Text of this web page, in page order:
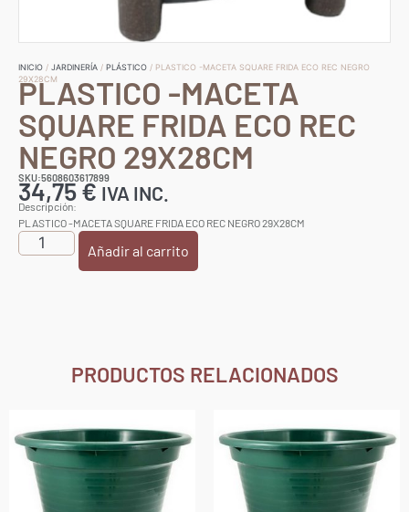
INICIO / JARDINERÍA / PLÁSTICO / PLASTICO -MACETA SQUARE FRIDA ECO REC NEGRO
29X28CM
PLASTICO -MACETA
SQUARE FRIDA ECO REC
NEGRO 29X28CM
SKU:5608603617899
34,75€ IVA INC.
Descripción:
PLASTICO -MACETA SQUARE FRIDA ECO REC NEGRO 29X28CM
Añadir al carrito
PRODUCTOS RELACIONADOS